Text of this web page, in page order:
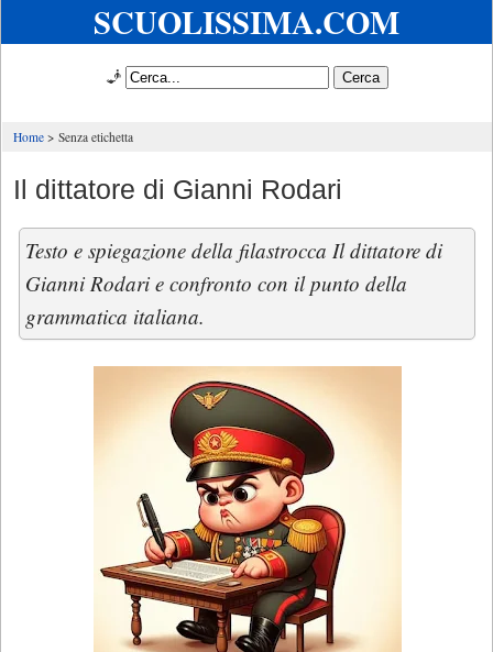
SCUOLISSIMA.COM
🧞
Home Senza etichetta
Il dittatore di Gianni Rodari
Testo e spiegazione della filastrocca Il dittatore di
Gianni Rodari e confronto con il punto della
grammatica italiana.